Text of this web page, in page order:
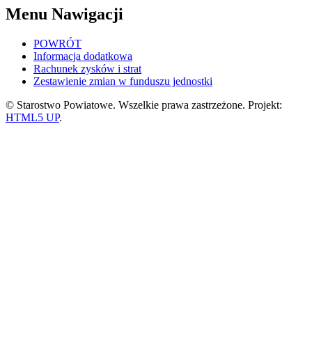
Menu Nawigacji
POWRÓT
Informacja dodatkowa
Rachunek zysków i strat
Zestawienie zmian w funduszu jednostki
© Starostwo Powiatowe. Wszelkie prawa zastrzeżone. Projekt:
HTML5 UP.